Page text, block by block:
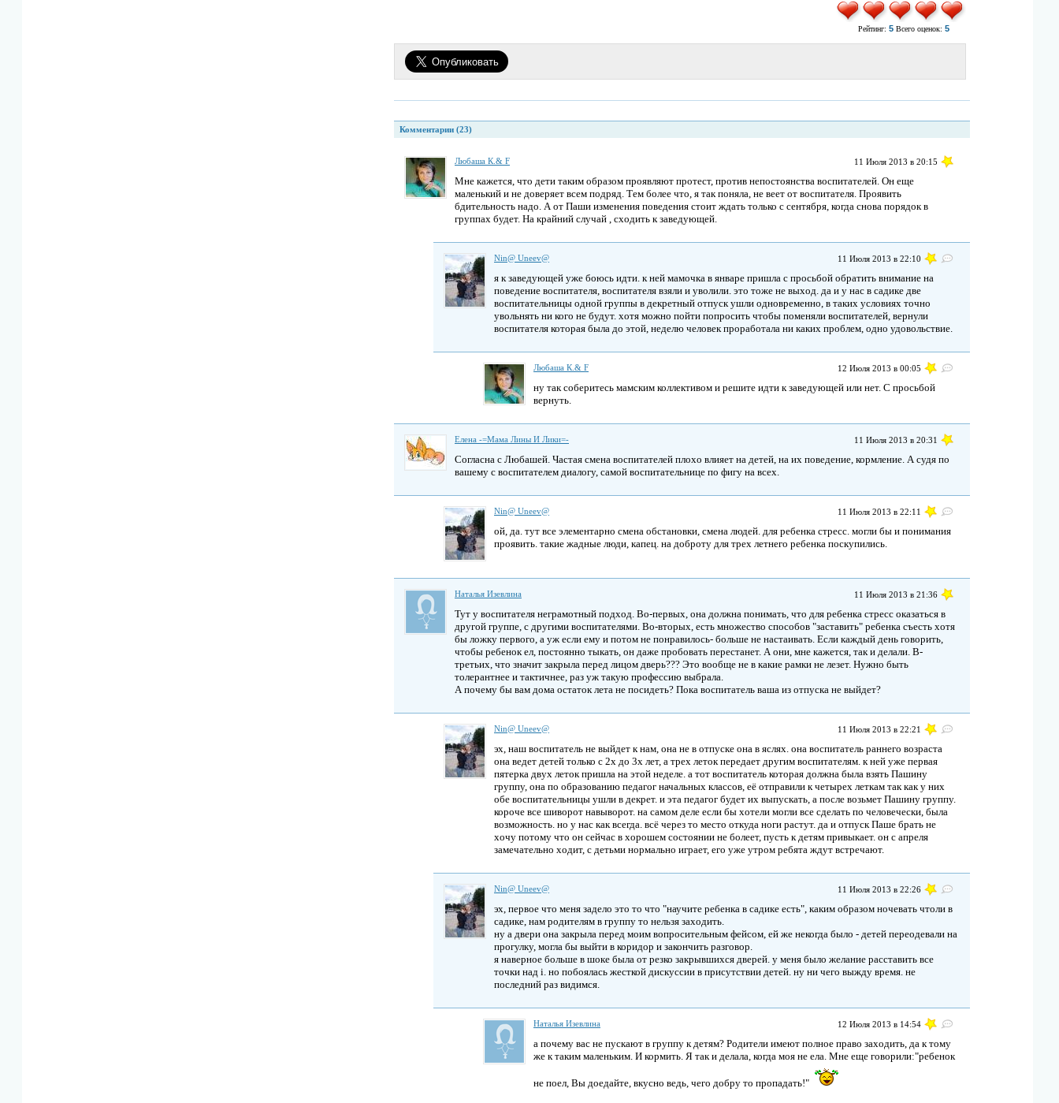
Рейтинг: 5Всего оценок: 5
Комментарии (23)
Любаша К.& F 11 Июля 2013 в 20:15
Мне кажется, что дети таким образом проявляют протест, против непостоянства воспитателей. Он еще
маленький и не доверяет всем подряд. Тем более что, я так поняла, не веет от воспитателя. Проявить
бдительность надо. А от Паши изменения поведения стоит ждать только с сентября, когда снова порядок в
группах будет. На крайний случай , сходить к заведующей.
Nin@ Uneev@ 11 Июля 2013 в 22:10
я к заведующей уже боюсь идти. к ней мамочка в январе пришла с просьбой обратить внимание на
поведение воспитателя, воспитателя взяли и уволили. это тоже не выход. да и у нас в садике две
воспитательницы одной группы в декретный отпуск ушли одновременно, в таких условиях точно
увольнять ни кого не будут. хотя можно пойти попросить чтобы поменяли воспитателей, вернули
воспитателя которая была до этой, неделю человек проработала ни каких проблем, одно удовольствие.
Любаша К.& F 12 Июля 2013 в 00:05
ну так соберитесь мамским коллективом и решите идти к заведующей или нет. С просьбой
вернуть.
Елена -=Мама Лины И Лики=- 11 Июля 2013 в 20:31
Согласна с Любашей. Частая смена воспитателей плохо влияет на детей, на их поведение, кормление. А судя по
вашему с воспитателем диалогу, самой воспитательнице по фигу на всех.
Nin@ Uneev@ 11 Июля 2013 в 22:11
ой, да. тут все элементарно смена обстановки, смена людей. для ребенка стресс. могли бы и понимания
проявить. такие жадные люди, капец. на доброту для трех летнего ребенка поскупились.
Наталья Изевлина 11 Июля 2013 в 21:36
Тут у воспитателя неграмотный подход. Во-первых, она должна понимать, что для ребенка стресс оказаться в
другой группе, с другими воспитателями. Во-вторых, есть множество способов "заставить" ребенка съесть хотя
бы ложку первого, а уж если ему и потом не понравилось- больше не настаивать. Если каждый день говорить,
чтобы ребенок ел, постоянно тыкать, он даже пробовать перестанет. А они, мне кажется, так и делали. В-
третьих, что значит закрыла перед лицом дверь??? Это вообще не в какие рамки не лезет. Нужно быть
толерантнее и тактичнее, раз уж такую профессию выбрала.
А почему бы вам дома остаток лета не посидеть? Пока воспитатель ваша из отпуска не выйдет?
Nin@ Uneev@ 11 Июля 2013 в 22:21
эх, наш воспитатель не выйдет к нам, она не в отпуске она в яслях. она воспитатель раннего возраста
она ведет детей только с 2х до 3х лет, а трех леток передает другим воспитателям. к ней уже первая
пятерка двух леток пришла на этой неделе. а тот воспитатель которая должна была взять Пашину
группу, она по образованию педагог начальных классов, её отправили к четырех леткам так как у них
обе воспитательницы ушли в декрет. и эта педагог будет их выпускать, а после возьмет Пашину группу.
короче все шиворот навыворот. на самом деле если бы хотели могли все сделать по человечески, была
возможность. но у нас как всегда. всё через то место откуда ноги растут. да и отпуск Паше брать не
хочу потому что он сейчас в хорошем состоянии не болеет, пусть к детям привыкает. он с апреля
замечательно ходит, с детьми нормально играет, его уже утром ребята ждут встречают.
Nin@ Uneev@ 11 Июля 2013 в 22:26
эх, первое что меня задело это то что "научите ребенка в садике есть", каким образом ночевать чтоли в
садике, нам родителям в группу то нельзя заходить.
ну а двери она закрыла перед моим вопросительным фейсом, ей же некогда было - детей переодевали на
прогулку, могла бы выйти в коридор и закончить разговор.
я наверное больше в шоке была от резко закрывшихся дверей. у меня было желание расставить все
точки над і. но побоялась жесткой дискуссии в присутствии детей. ну ни чего выжду время. не
последний раз видимся.
Наталья Изевлина 12 Июля 2013 в 14:54
а почему вас не пускают в группу к детям? Родители имеют полное право заходить, да к тому
же к таким маленьким. И кормить. Я так и делала, когда моя не ела. Мне еще говорили:"ребенок
не поел, Вы доедайте, вкусно ведь, чего добру то пропадать!"